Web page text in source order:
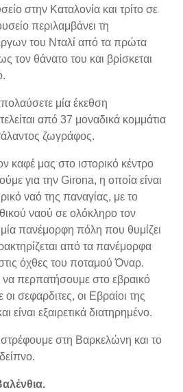
στην Καταλονία και τρίτο σε
περιλαμβάνει τη
του Νταλί από τα πρώτα
τον θάνατο του και βρίσκεται
μία έκεθση
από 37 μοναδικά κομμάτια
ζωγράφος.
καφέ μας στο ιστορικό κέντρο
για την Girona, η οποία είναι
ναό της παναγίας, με το
ναού σε ολόκληρο τον
πανέμορφη πόλη που θυμίζει
από τα πανέμορφα
όχθες του ποταμού Όναρ.
να περπατήσουμε στο εβραικό
σεφαρδιτες, οι Εβραίοι της
είναι εξαιρετικά διατηρημένο.
στη Βαρκελώνη και το